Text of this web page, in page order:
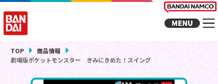
TOP
商品情報
劇場版ポケットモンスター きみにきめた！スイング